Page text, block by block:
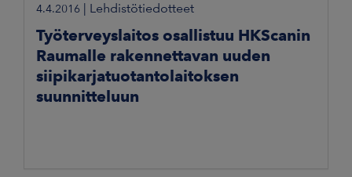
4.4.2016 Lehdistötiedotteet
Työterveyslaitos osallistuu HKScanin
Raumalle rakennettavan uuden
siipikarjatuotantolaitoksen
suunnitteluun